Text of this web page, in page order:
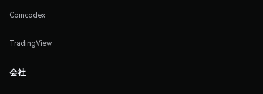
Coincodex
TradingView
会社